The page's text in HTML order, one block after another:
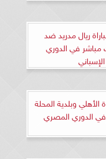
ريال مدريد ضد
مباشر في الدوري
الإسباني
وبلدية المحلة
الدوري المصري